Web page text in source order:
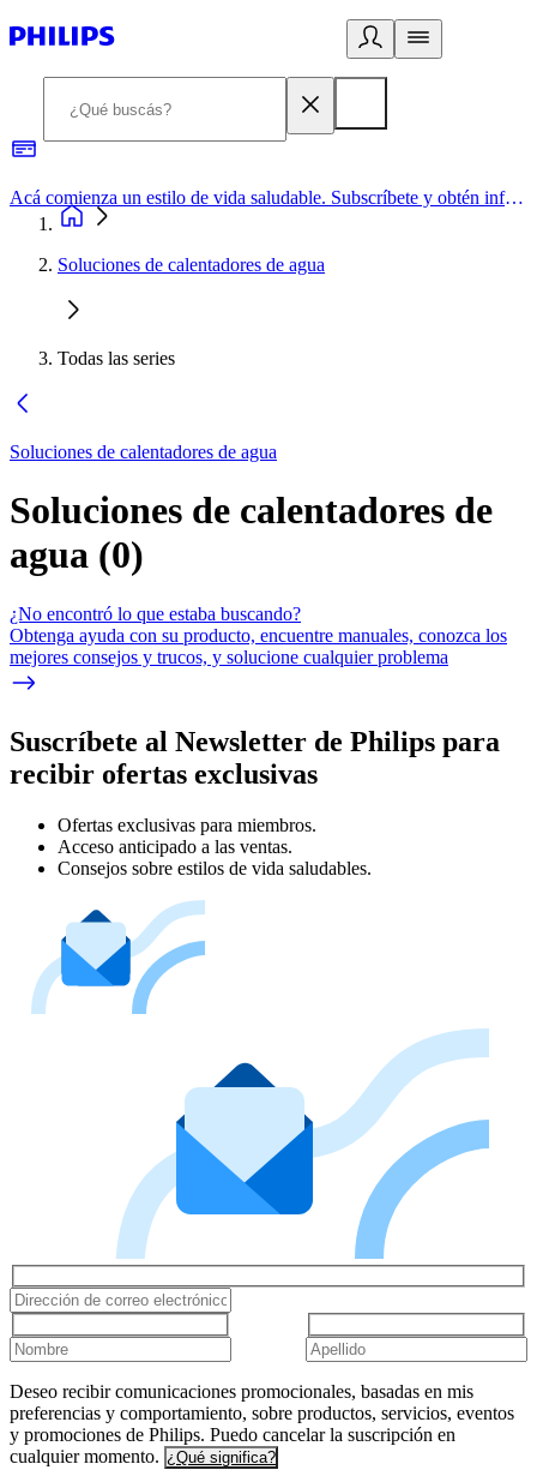
Acá comienza un estilo de vida saludable. Subscríbete y obtén información de primera mano
Soluciones de calentadores de agua
Todas las series
Soluciones de calentadores de agua
Soluciones de calentadores de
agua (0)
¿No encontró lo que estaba buscando?
Obtenga ayuda con su producto, encuentre manuales, conozca los
mejores consejos y trucos, y solucione cualquier problema
Suscríbete al Newsletter de Philips para
recibir ofertas exclusivas
Ofertas exclusivas para miembros.
Acceso anticipado a las ventas.
Consejos sobre estilos de vida saludables.
Deseo recibir comunicaciones promocionales, basadas en mis
preferencias y comportamiento, sobre productos, servicios, eventos
y promociones de Philips. Puedo cancelar la suscripción en
cualquier momento. ¿Qué significa?